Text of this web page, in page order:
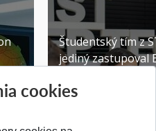
Študentský tím z
jediný zastupoval
Publikované
cookies